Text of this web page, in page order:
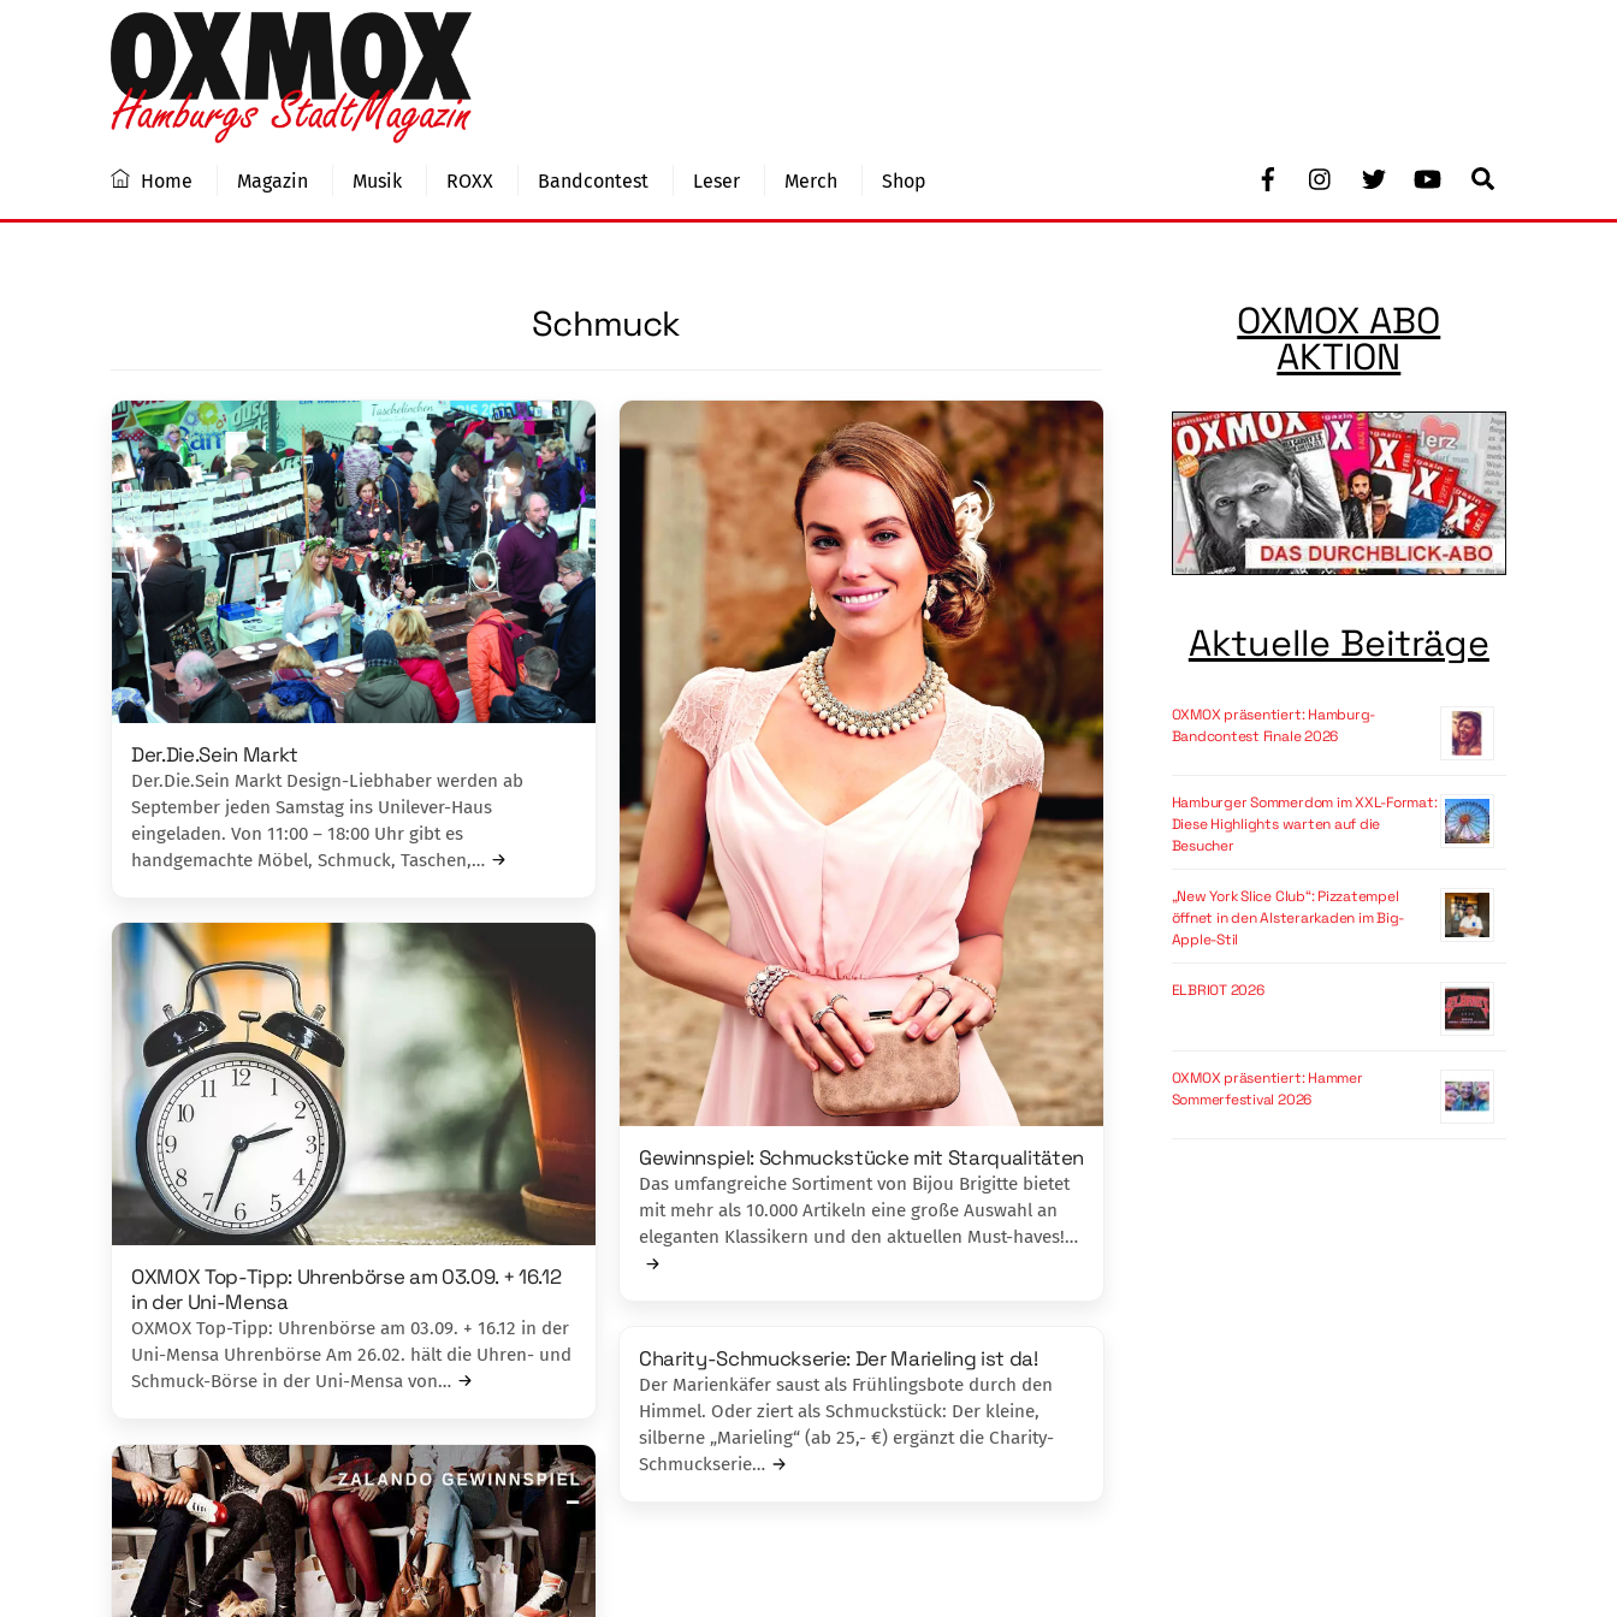
Facebook Youtube
Home Magazin Musik ROXX Bandcontest Leser Merch Shop
Schmuck
Der.Die.Sein Markt
Der.Die.Sein Markt Design-Liebhaber werden ab
September jeden Samstag ins Unilever-Haus
eingeladen. Von 11:00 – 18:00 Uhr gibt es
handgemachte Möb­el, Schmuck, Taschen,…
Gewinnspiel: Schmuckstücke mit Starqualitäten
Das umfangreiche Sorti­ment von Bijou Bri­gitte bietet
mit mehr als 10.000 Artikeln eine große Auswahl an
ele­ganten Klassikern und den aktuellen Must-haves!…
OXMOX Top-Tipp: Uhrenbörse am 03.09. + 16.12
in der Uni-Mensa
OXMOX Top-Tipp: Uhrenbörse am 03.09. + 16.12 in der
Uni-Mensa Uhrenbörse Am 26.02. hält die Uhren- und
Schmuck-Börse in der Uni-Mensa von…
Charity-Schmuckserie: Der Marieling ist da!
Der Marienkäfer saust als Frühlingsbote durch den
Himmel. Oder ziert als Schmuck­stück: Der kleine,
silberne „Marieling“ (ab 25,- €) ergänzt die Charity-
Schmuckserie…
OXMOX ABO
AKTION
Aktuelle Beiträge
OXMOX präsentiert: Hamburg-
Bandcontest Finale 2026
Hamburger Sommerdom im XXL-Format:
Diese Highlights warten auf die
Besucher
„New York Slice Club“: Pizzatempel
öffnet in den Alsterarkaden im Big-
Apple-Stil
ELBRIOT 2026
OXMOX präsentiert: Hammer
Sommerfestival 2026